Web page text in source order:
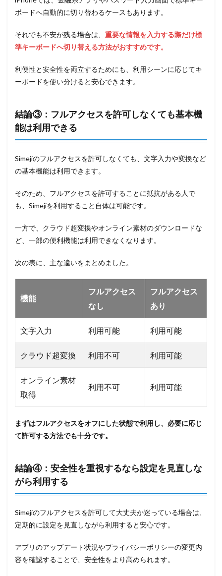
ボードへ自動的に切り替わるケースもあります。
それでも不安が残る場合は、 重要な情報を入力する際だけ標
準キーボードへ切り替える方法がおすすめです。
利便性と安全性を両立するためにも、利用シーンに応じてキ
ーボードを使い分けると安心できます。
結論③：フルアクセスを許可しなくても基本機
能は利用できる
Simejiのフルアクセスを許可しなくても、文字入力や変換など
の基本機能は利用できます。
そのため、フルアクセスを許可することに抵抗がある人で
も、Simejiを利用すること自体は可能です。
一方で、クラウド超変換やオンライン素材のダウンロードな
ど、一部の便利機能は利用できなくなります。
次の表に、主な違いをまとめました。
機能
フルアクセス
なし
フルアクセス
あり
文字入力 利用可能 利用可能
クラウド超変換 利用不可 利用可能
オンライン素材
取得
利用不可 利用可能
まずはフルアクセスをオフにした状態で利用し、必要に応じ
て許可する方法でも十分です。
結論④：安全性を重視するなら設定を見直しな
がら利用する
Simejiのフルアクセスを許可して大丈夫か迷っている場合は、
定期的に設定を見直しながら利用すると安心です。
アプリのアップデート状況やプライバシーポリシーの変更内
容を確認することで、安全性をより高められます。